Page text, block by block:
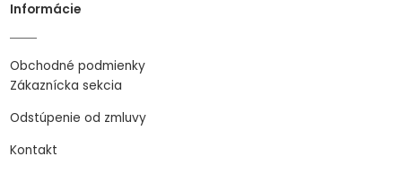
Informácie
Obchodné podmienky
Zákaznícka sekcia
Odstúpenie od zmluvy
Kontakt